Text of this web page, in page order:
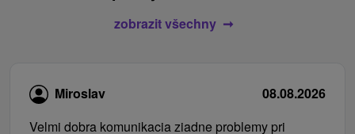
zobrazit všechny
Miroslav
08.08.2026
Velmi dobra komunikacia ziadne problemy pri